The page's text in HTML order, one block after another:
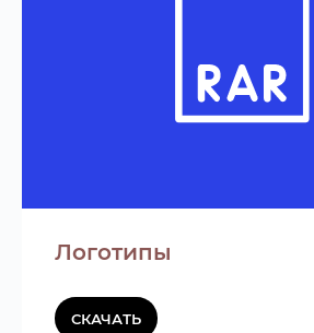
Логотипы
СКАЧАТЬ